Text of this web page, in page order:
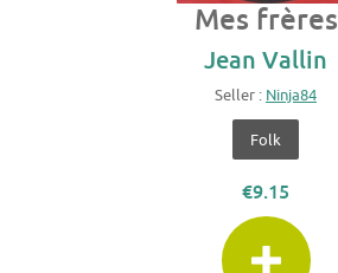
Mes frères
Jean Vallin
Seller : Ninja84
Folk
€9.15